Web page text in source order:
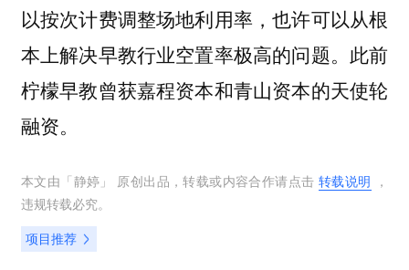
以按次计费调整场地利用率，也许可以从根
本上解决早教行业空置率极高的问题。此前
柠檬早教曾获嘉程资本和青山资本的天使轮
融资。
本文由「静婷 」 原创出品，转载或内容合作请点击 转载说明 ，
违规转载必究。
项目推荐